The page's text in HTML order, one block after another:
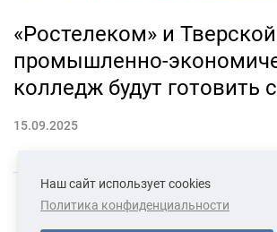
«Ростелеком» и Тверской
промышленно-
колледж будут готовить
15.09.2025
СВЯЗАТЬСЯ С НАМИ О НАС
Наш сайт использует cookies
Политика конфиденциальности